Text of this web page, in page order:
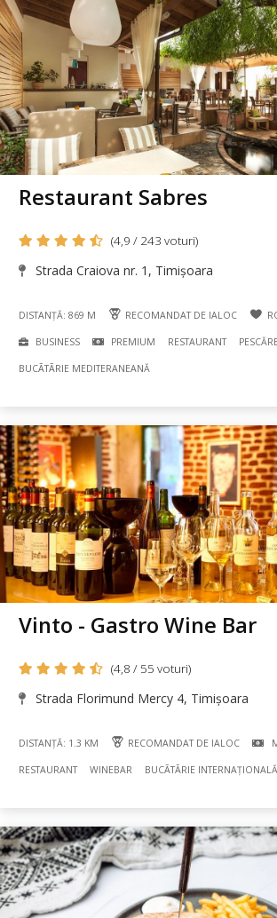
Restaurant Sabres
(4,9 / 243 voturi)
Strada Craiova nr. 1, Timișoara
DISTANȚĂ: 869 M RECOMANDAT DE IALOC
BUSINESS PREMIUM RESTAURANT
BUCÃTÃRIE MEDITERANEANĂ
Vinto - Gastro Wine Bar
(4,8 / 55 voturi)
Strada Florimund Mercy 4, Timișoara
DISTANȚĂ: 1.3 KM RECOMANDAT DE IALOC
RESTAURANT WINEBAR BUCÃTÃRIE INTERNAȚIONALĂ